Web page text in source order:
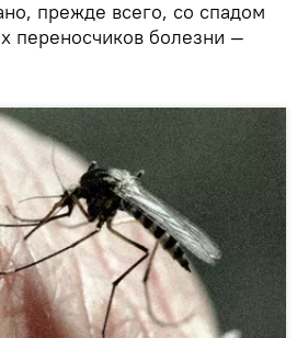
прежде всего, со спадом
переносчиков болезни —